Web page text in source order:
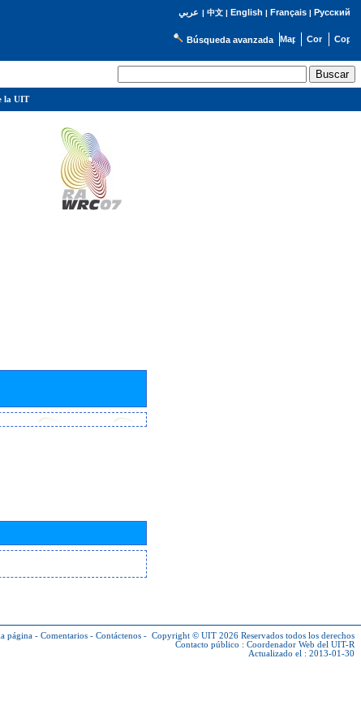
عربي | 中文| English | Français| Русский
Búsqueda avanzada
página - Comentarios - Contáctenos - Copyright © UIT 2026 Reservados todos los derechos
Contacto público : Coordenador Web del UIT-R
Actualizado el : 2013-01-30
la UIT